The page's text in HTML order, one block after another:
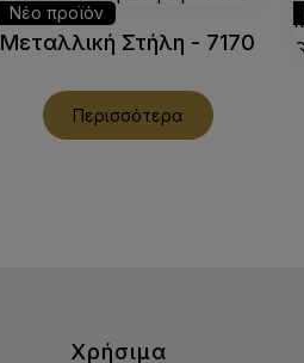
Νέο προϊόν
Μεταλλική Στήλη - 7170
Περισσότερα
Χρήσιμα